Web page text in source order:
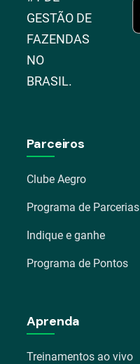
GESTÃO DE
FAZENDAS
NO
BRASIL.
Parceiros
Clube Aegro
Programa de Parcerias
Indique e ganhe
Programa de Pontos
Aprenda
Treinamentos ao vivo